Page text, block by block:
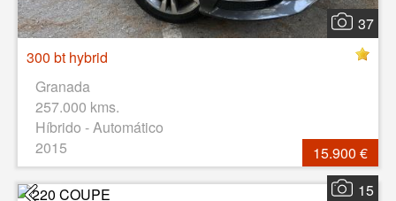
37
300 bt hybrid
Granada
257.000 kms.
Híbrido - Automático
2015
15.900 €
15